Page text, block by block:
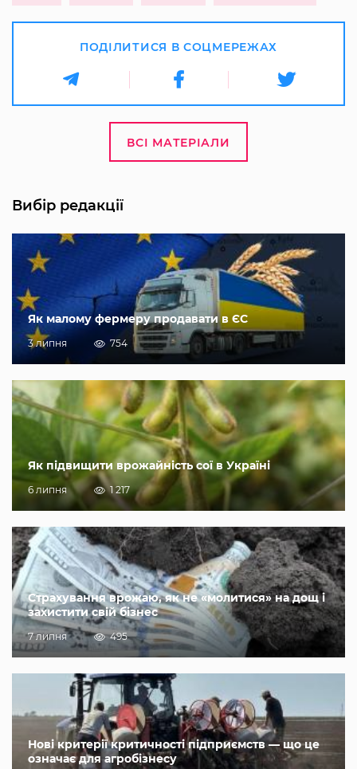
ПОДІЛИТИСЯ В СОЦМЕРЕЖАХ
ВСІ МАТЕРІАЛИ
Вибір редакції
Як малому фермеру продавати в ЄС
3 липня 754
Як підвищити врожайність сої в Україні
6 липня 1 217
Страхування врожаю, як не «молитися» на дощ і
захистити свій бізнес
7 липня 495
Нові критерії критичності підприємств — що це
означає для агробізнесу